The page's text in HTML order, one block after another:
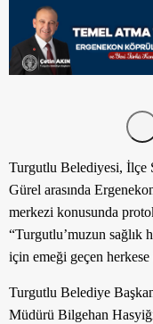
Turgutlu Belediyesi, İlçe
Gürel arasında
merkezi konusunda
“Turgutlu’muzun sağlık
için emeği geçen
Turgutlu Belediye
Müdürü Bilgehan